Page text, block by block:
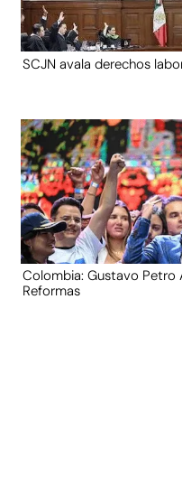
SCJN avala derechos
Colombia: Gustavo Petro
Reformas